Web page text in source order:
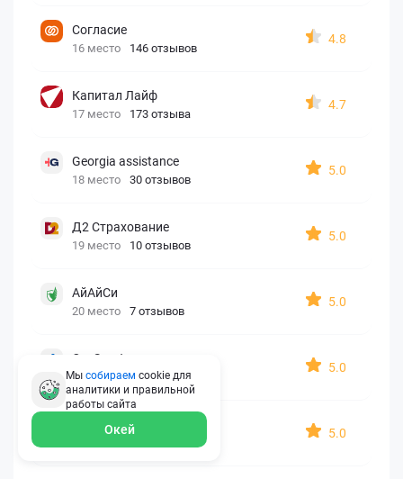
Согласие
16 место 146 отзывов
4.8
Капитал Лайф
17 место 173 отзыва
4.7
Georgia assistance
18 место 30 отзывов
5.0
Д2 Страхование
19 место 10 отзывов
5.0
АйАйСи
20 место 7 отзывов
5.0
OxySport
21 место 6 отзывов
5.0
ERGO AXA
5.0
Мы собираем cookie для
аналитики и правильной
работы сайта
Окей